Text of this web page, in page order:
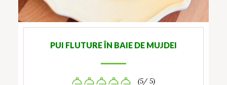
PUI FLUTURE ÎN BAIE DE MUJDEI
(5/ 5)